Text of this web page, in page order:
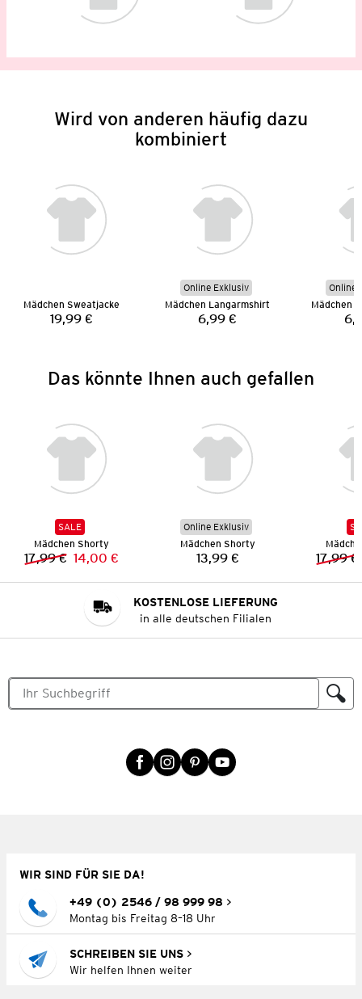
Wird von anderen häufig dazu
kombiniert
Mädchen Sweatjacke
Preis:
19,99 €
Online Exklusiv
Mädchen Langarmshirt
Preis:
6,99 €
Online
Mädchen
Das könnte Ihnen auch gefallen
SALE
Mädchen Shorty
Vorheriger Preis:
17,99 € Neuer Preis:
14,00 €
Online Exklusiv
Mädchen Shorty
Preis:
13,99 € 17,99 €
KOSTENLOSE LIEFERUNG
in alle deutschen Filialen
WIR SIND FÜR SIE DA!
+49 (0) 2546 / 98 999 98
Montag bis Freitag 8–18 Uhr
SCHREIBEN SIE UNS
Wir helfen Ihnen weiter